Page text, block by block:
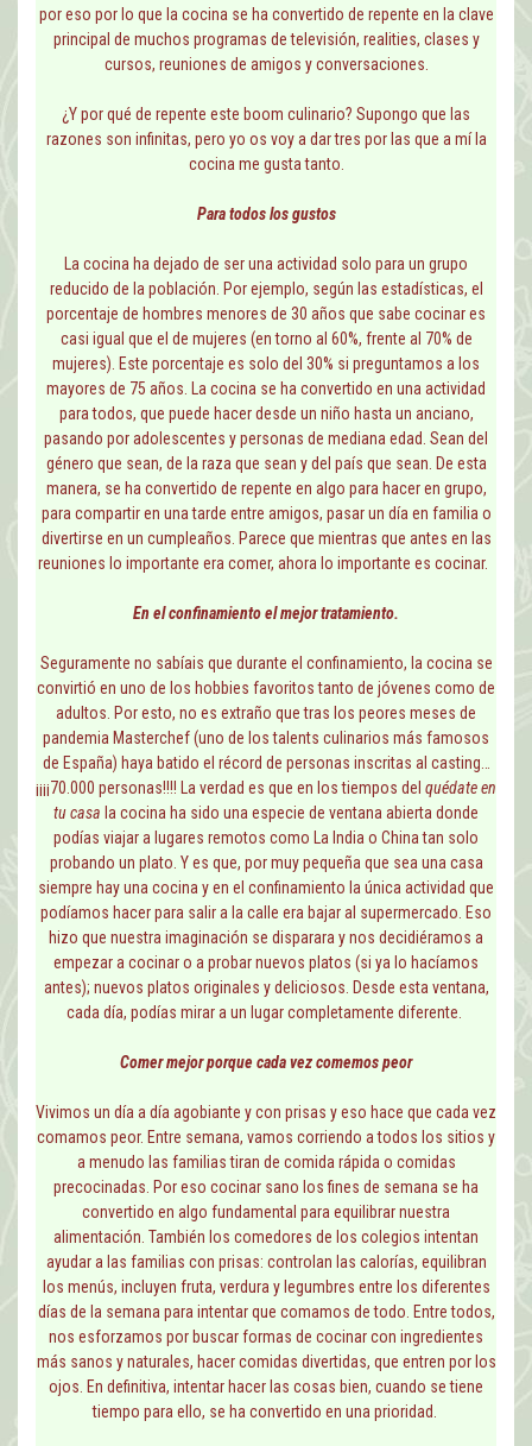
por eso por lo que la cocina se ha convertido de repente en la clave
principal de muchos programas de televisión, realities, clases y
cursos, reuniones de amigos y conversaciones.
¿Y por qué de repente este boom culinario? Supongo que las
razones son infinitas, pero yo os voy a dar tres por las que a mí la
cocina me gusta tanto.
Para todos los gustos
La cocina ha dejado de ser una actividad solo para un grupo
reducido de la población. Por ejemplo, según las estadísticas, el
porcentaje de hombres menores de 30 años que sabe cocinar es
casi igual que el de mujeres (en torno al 60%, frente al 70% de
mujeres). Este porcentaje es solo del 30% si preguntamos a los
mayores de 75 años. La cocina se ha convertido en una actividad
para todos, que puede hacer desde un niño hasta un anciano,
pasando por adolescentes y personas de mediana edad. Sean del
género que sean, de la raza que sean y del país que sean. De esta
manera, se ha convertido de repente en algo para hacer en grupo,
para compartir en una tarde entre amigos, pasar un día en familia o
divertirse en un cumpleaños. Parece que mientras que antes en las
reuniones lo importante era comer, ahora lo importante es cocinar.
En el confinamiento el mejor tratamiento.
Seguramente no sabíais que durante el confinamiento, la cocina se
convirtió en uno de los hobbies favoritos tanto de jóvenes como de
adultos. Por esto, no es extraño que tras los peores meses de
pandemia Masterchef (uno de los talents culinarios más famosos
de España) haya batido el récord de personas inscritas al casting…
¡¡¡¡70.000 personas!!!! La verdad es que en los tiempos del quédate en
tu casa la cocina ha sido una especie de ventana abierta donde
podías viajar a lugares remotos como La India o China tan solo
probando un plato. Y es que, por muy pequeña que sea una casa
siempre hay una cocina y en el confinamiento la única actividad que
podíamos hacer para salir a la calle era bajar al supermercado. Eso
hizo que nuestra imaginación se disparara y nos decidiéramos a
empezar a cocinar o a probar nuevos platos (si ya lo hacíamos
antes); nuevos platos originales y deliciosos. Desde esta ventana,
cada día, podías mirar a un lugar completamente diferente.
Comer mejor porque cada vez comemos peor
Vivimos un día a día agobiante y con prisas y eso hace que cada vez
comamos peor. Entre semana, vamos corriendo a todos los sitios y
a menudo las familias tiran de comida rápida o comidas
precocinadas. Por eso cocinar sano los fines de semana se ha
convertido en algo fundamental para equilibrar nuestra
alimentación. También los comedores de los colegios intentan
ayudar a las familias con prisas: controlan las calorías, equilibran
los menús, incluyen fruta, verdura y legumbres entre los diferentes
días de la semana para intentar que comamos de todo. Entre todos,
nos esforzamos por buscar formas de cocinar con ingredientes
más sanos y naturales, hacer comidas divertidas, que entren por los
ojos. En definitiva, intentar hacer las cosas bien, cuando se tiene
tiempo para ello, se ha convertido en una prioridad.